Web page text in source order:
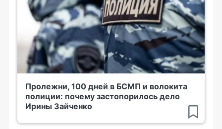
Пролежни, 100 дней в БСМП и волокита
полиции: почему застопорилось дело
Ирины Зайченко